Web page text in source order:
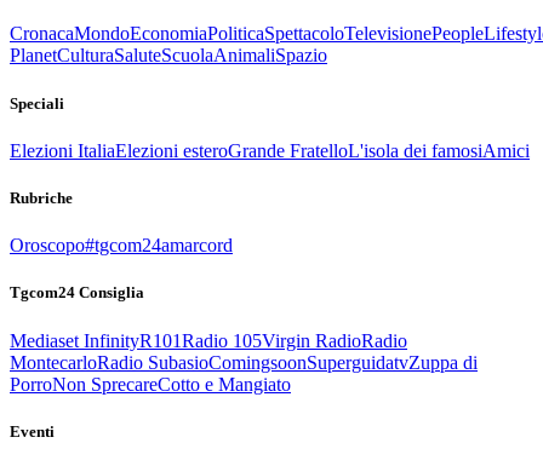
CronacaMondoEconomiaPoliticaSpettacoloTelevisionePeople
PlanetCulturaSaluteScuolaAnimaliSpazio
Speciali
Elezioni ItaliaElezioni esteroGrande FratelloL'isola dei famosiAmici
Rubriche
Oroscopo#tgcom24amarcord
Tgcom24 Consiglia
Mediaset InfinityR101Radio 105Virgin RadioRadio
MontecarloRadio SubasioComingsoonSuperguidatvZuppa di
PorroNon SprecareCotto e Mangiato
Eventi